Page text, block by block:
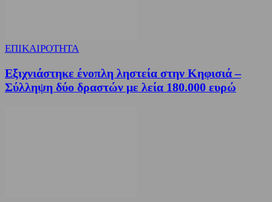
ΕΠΙΚΑΙΡΟΤΗΤΑ
Εξιχνιάστηκε ένοπλη ληστεία στην Κηφισιά –
Σύλληψη δύο δραστών με λεία 180.000 ευρώ